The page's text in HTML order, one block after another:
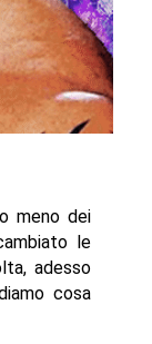
meno dei
le
adesso
cosa